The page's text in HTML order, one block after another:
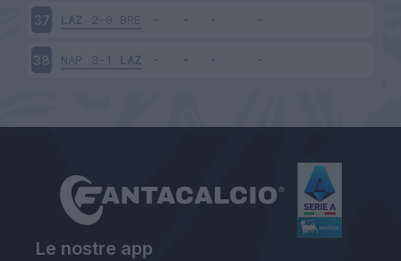
37 LAZ 2-0 BRE
38 NAP 3-1 LAZ
Le nostre app